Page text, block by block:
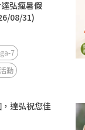
弘瘋暑假
08/31)
7
動
達弘祝您佳